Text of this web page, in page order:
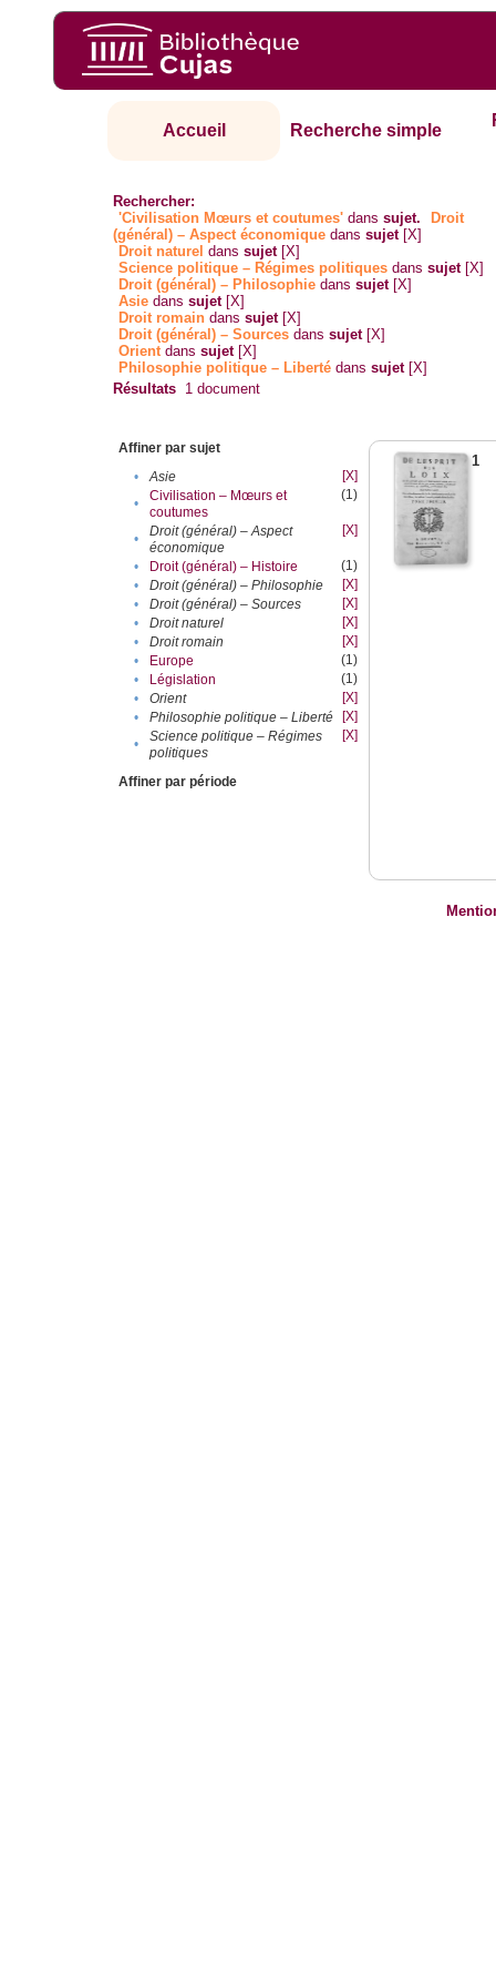
Accueil Recherche simple
Rechercher:
'Civilisation Mœurs et coutumes' danssujet.
Droit
(général) – Aspect économique danssujet [X]
Droit naturel danssujet [X]
Science politique – Régimes politiques danssujet [X]
Droit (général) – Philosophie danssujet [X]
Asie danssujet [X]
Droit romain danssujet [X]
Droit (général) – Sources danssujet [X]
Orientdanssujet [X]
Philosophie politique – Liberté danssujet [X]
Résultats 1 document
Affiner par sujet
•
Asie
[X]
•
Civilisation – Mœurs et
coutumes
(1)
•
Droit (général) – Aspect
économique
[X]
• Droit (général) – Histoire
(1)
•
Droit (général) – Philosophie
[X]
•
Droit (général) – Sources
[X]
•
Droit naturel
[X]
•
Droit romain
[X]
•
Europe
(1)
•
Législation
(1)
•
Orient
[X]
•
Philosophie politique – Liberté
[X]
•
Science politique – Régimes
politiques
[X]
Affiner par période
1